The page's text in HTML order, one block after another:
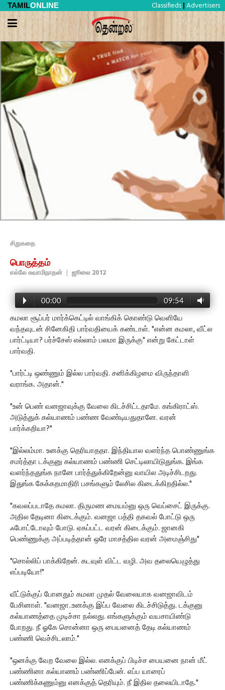
TAMILONLINE Classifieds | Advertisers
சிறுகதை
பொருத்தம்
எல்லே சுவாமிநாதன் | ஜூலை 2012
00:00 09:54
கமலா சூப்பர் மார்க்கெட்டில் வாங்கிக் கொண்டு வெளியே
வந்தவுடன் சினேகிதி பார்வதியைக் கண்டாள். "என்ன கமலா, வீட்ல
பார்ட்டியா? பர்ச்சேஸ் எல்லாம் பலமா இருக்கு" என்று கேட்டாள்
பார்வதி.
"பார்ட்டி ஒண்ணும் இல்ல பார்வதி. சனிக்கிழமை விருந்தாளி
வராங்க. அதான்."
"உன் பெண் வனஜாவுக்கு வேலை கிடச்சிட்டதாமே. கங்கிராட்ஸ்.
அடுத்துக் கல்யாணம் பண்ண வேண்டியதுதானே. வரன்
பார்க்கறியா?"
"இல்லம்மா. உனக்கு தெரியாததா. இந்தியால வளர்ந்த பொண்ணுங்க
சமர்த்தா டக்குனு கல்யாணம் பண்ணி செட்டிலாயிடுதுங்க. இங்க
வளர்ந்ததுங்க நானே பார்த்துக்கிறேன்னு வாயில அடிச்சிடறது.
இதுங்க கேக்கறமாதிரி பசங்களும் லேசில கிடைக்கிறதில்ல."
"கவலப்படாதே கமலா. திருமண மையம்னு ஒரு வெப்சைட் இருக்கு.
அதில தேடினா கிடைக்கும். வனஜா பத்தி தகவல் போட்டு ஒரு
ஃபோட்டோவும் போடு. ஏகப்பட்ட வரன் கிடைக்கும். ஜானகி
பெண்ணுக்கு அப்படித்தான் ஒரே மாசத்தில வரன் அமைஞ்சிது"
"சொல்லிப் பாக்கிறேன். கடவுள் விட்ட வழி. அவ தலையெழுத்து
எப்படியோ!"
வீட்டுக்குப் போனதும் கமலா முதல் வேலையாக வனஜாவிடம்
பேசினாள். "வனஜா..உனக்கு இப்ப வேலை கிடச்சிடுத்து. டக்குனு
கல்யாணத்தை முடிச்சா நல்லது. எங்களுக்கும் வயசாயிண்டு
போறது. நீ ஓகே சொன்னா ஒரு பையனைத் தேடி கல்யாணம்
பண்ணி வெச்சிடலாம்."
"ஒனக்கு வேற வேலை இல்ல. எனக்குப் பிடிச்ச பையனை நான் மீட்
பண்ணினா கல்யாணம் பண்ணிப்பேன். எப்ப யாரைப்
பண்ணிக்கணும்னு எனக்குத் தெரியும். நீ இதில தலையிடாதே."